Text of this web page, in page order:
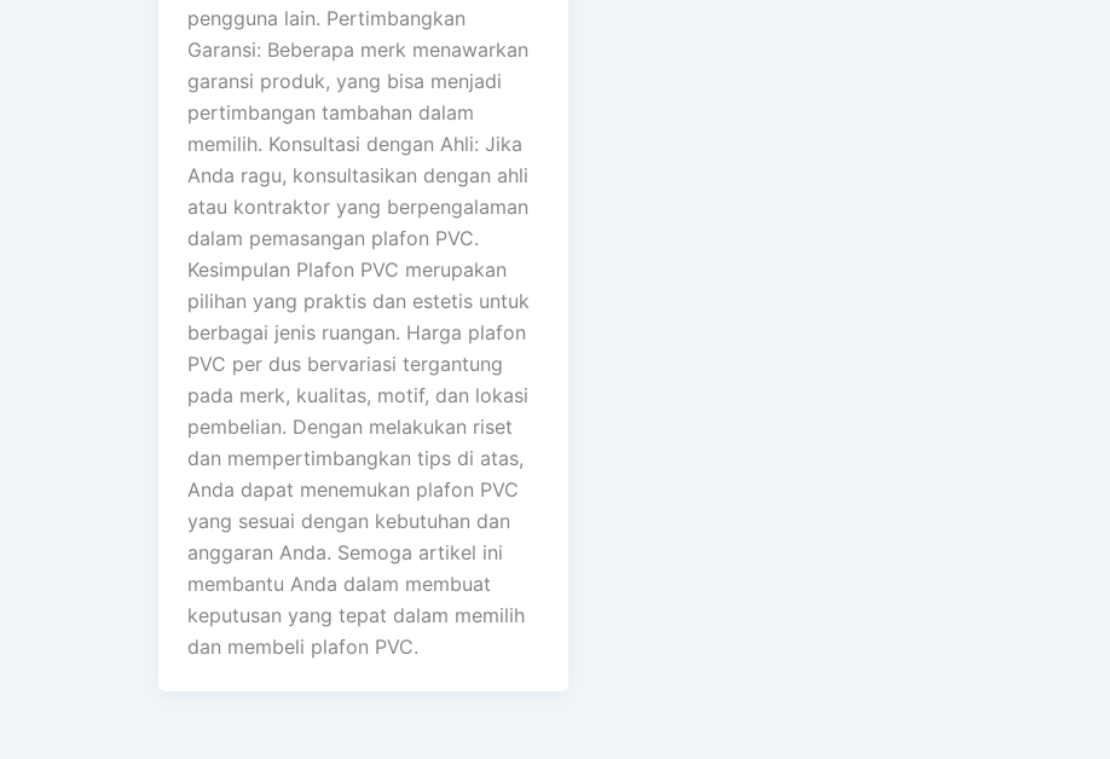
pengguna lain. Pertimbangkan
Garansi: Beberapa merk menawarkan
garansi produk, yang bisa menjadi
pertimbangan tambahan dalam
memilih. Konsultasi dengan Ahli: Jika
Anda ragu, konsultasikan dengan ahli
atau kontraktor yang berpengalaman
dalam pemasangan plafon PVC.
Kesimpulan Plafon PVC merupakan
pilihan yang praktis dan estetis untuk
berbagai jenis ruangan. Harga plafon
PVC per dus bervariasi tergantung
pada merk, kualitas, motif, dan lokasi
pembelian. Dengan melakukan riset
dan mempertimbangkan tips di atas,
Anda dapat menemukan plafon PVC
yang sesuai dengan kebutuhan dan
anggaran Anda. Semoga artikel ini
membantu Anda dalam membuat
keputusan yang tepat dalam memilih
dan membeli plafon PVC.